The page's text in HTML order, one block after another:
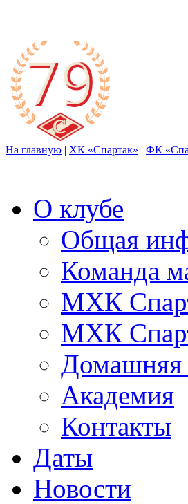
На главную | ХК «Спартак» | ФК
О клубе
Общая
Команда
МХК
МХК
Домашняя
Академия
Контакты
Даты
Новости